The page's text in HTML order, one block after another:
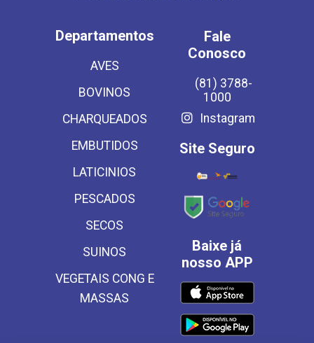
Departamentos
AVES
BOVINOS
CHARQUEADOS
EMBUTIDOS
LATICINIOS
PESCADOS
SECOS
SUINOS
VEGETAIS CONG E
MASSAS
Fale
Conosco
(81) 3788-
1000
Instagram
Site Seguro
Baixe já
nosso APP